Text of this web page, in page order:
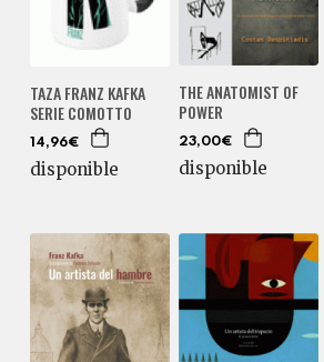
TAZA FRANZ KAFKA
SERIE COMOTTO
14,96€
disponible
THE ANATOMIST OF
POWER
23,00€
disponible